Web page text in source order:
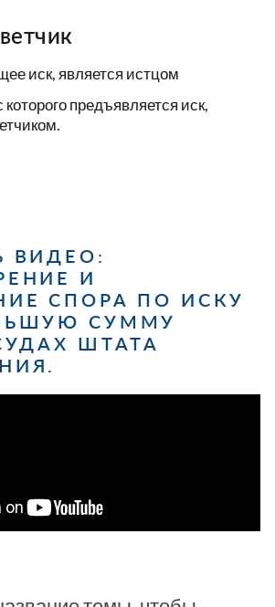
иск, является истцом
предъявляется иск,
ВИДЕО:
И
СПОРА ПО ИСКУ
СУММУ
ШТАТА